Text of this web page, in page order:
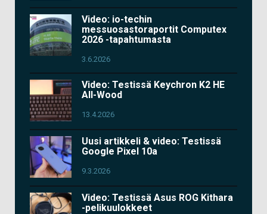
Video: io-techin
messuosastoraportit Computex
2026 -tapahtumasta
3.6.2026
Video: Testissä Keychron K2 HE
All-Wood
13.4.2026
Uusi artikkeli & video: Testissä
Google Pixel 10a
9.3.2026
Video: Testissä Asus ROG Kithara
-pelikuulokkeet